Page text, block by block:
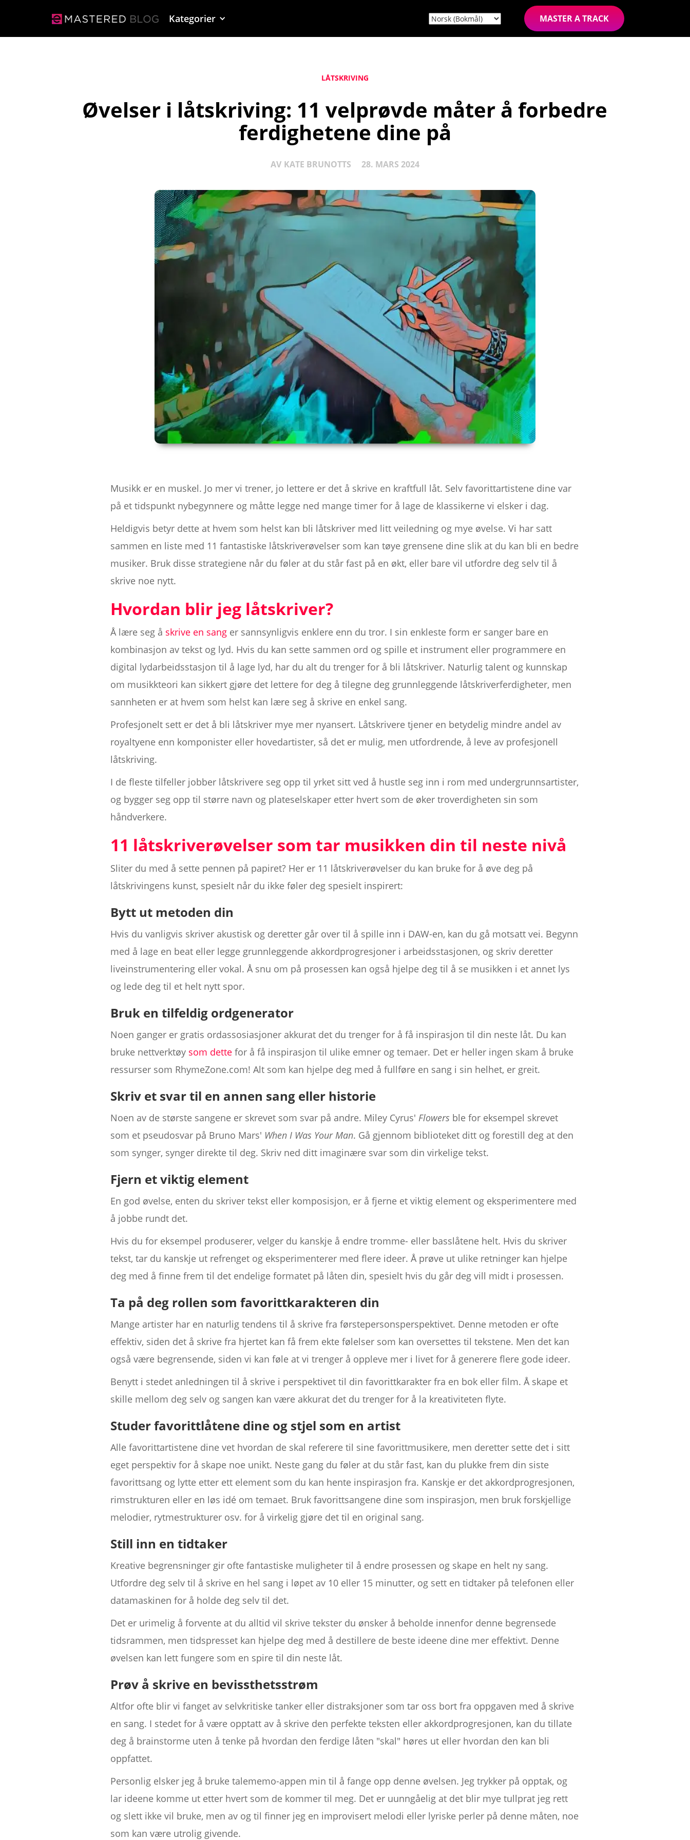
Kategorier MASTER A TRACK
LÅTSKRIVING
Øvelser i låtskriving: 11 velprøvde måter å forbedre
ferdighetene dine på
AV KATE BRUNOTTS 28. MARS 2024
Musikk er en muskel. Jo mer vi trener, jo lettere er det å skrive en kraftfull låt. Selv favorittartistene dine var
på et tidspunkt nybegynnere og måtte legge ned mange timer for å lage de klassikerne vi elsker i dag.
Heldigvis betyr dette at hvem som helst kan bli låtskriver med litt veiledning og mye øvelse. Vi har satt
sammen en liste med 11 fantastiske låtskriverøvelser som kan tøye grensene dine slik at du kan bli en bedre
musiker. Bruk disse strategiene når du føler at du står fast på en økt, eller bare vil utfordre deg selv til å
skrive noe nytt.
Hvordan blir jeg låtskriver?
Å lære seg å skrive en sang er sannsynligvis enklere enn du tror. I sin enkleste form er sanger bare en
kombinasjon av tekst og lyd. Hvis du kan sette sammen ord og spille et instrument eller programmere en
digital lydarbeidsstasjon til å lage lyd, har du alt du trenger for å bli låtskriver. Naturlig talent og kunnskap
om musikkteori kan sikkert gjøre det lettere for deg å tilegne deg grunnleggende låtskriverferdigheter, men
sannheten er at hvem som helst kan lære seg å skrive en enkel sang.
Profesjonelt sett er det å bli låtskriver mye mer nyansert. Låtskrivere tjener en betydelig mindre andel av
royaltyene enn komponister eller hovedartister, så det er mulig, men utfordrende, å leve av profesjonell
låtskriving.
I de fleste tilfeller jobber låtskrivere seg opp til yrket sitt ved å hustle seg inn i rom med undergrunnsartister,
og bygger seg opp til større navn og plateselskaper etter hvert som de øker troverdigheten sin som
håndverkere.
11 låtskriverøvelser som tar musikken din til neste nivå
Sliter du med å sette pennen på papiret? Her er 11 låtskriverøvelser du kan bruke for å øve deg på
låtskrivingens kunst, spesielt når du ikke føler deg spesielt inspirert:
Bytt ut metoden din
Hvis du vanligvis skriver akustisk og deretter går over til å spille inn i DAW-en, kan du gå motsatt vei. Begynn
med å lage en beat eller legge grunnleggende akkordprogresjoner i arbeidsstasjonen, og skriv deretter
liveinstrumentering eller vokal. Å snu om på prosessen kan også hjelpe deg til å se musikken i et annet lys
og lede deg til et helt nytt spor.
Bruk en tilfeldig ordgenerator
Noen ganger er gratis ordassosiasjoner akkurat det du trenger for å få inspirasjon til din neste låt. Du kan
bruke nettverktøy som dette for å få inspirasjon til ulike emner og temaer. Det er heller ingen skam å bruke
ressurser som RhymeZone.com! Alt som kan hjelpe deg med å fullføre en sang i sin helhet, er greit.
Skriv et svar til en annen sang eller historie
Noen av de største sangene er skrevet som svar på andre. Miley Cyrus' Flowers ble for eksempel skrevet
som et pseudosvar på Bruno Mars' When I Was Your Man. Gå gjennom biblioteket ditt og forestill deg at den
som synger, synger direkte til deg. Skriv ned ditt imaginære svar som din virkelige tekst.
Fjern et viktig element
En god øvelse, enten du skriver tekst eller komposisjon, er å fjerne et viktig element og eksperimentere med
å jobbe rundt det.
Hvis du for eksempel produserer, velger du kanskje å endre tromme- eller basslåtene helt. Hvis du skriver
tekst, tar du kanskje ut refrenget og eksperimenterer med flere ideer. Å prøve ut ulike retninger kan hjelpe
deg med å finne frem til det endelige formatet på låten din, spesielt hvis du går deg vill midt i prosessen.
Ta på deg rollen som favorittkarakteren din
Mange artister har en naturlig tendens til å skrive fra førstepersonsperspektivet. Denne metoden er ofte
effektiv, siden det å skrive fra hjertet kan få frem ekte følelser som kan oversettes til tekstene. Men det kan
også være begrensende, siden vi kan føle at vi trenger å oppleve mer i livet for å generere flere gode ideer.
Benytt i stedet anledningen til å skrive i perspektivet til din favorittkarakter fra en bok eller film. Å skape et
skille mellom deg selv og sangen kan være akkurat det du trenger for å la kreativiteten flyte.
Studer favorittlåtene dine og stjel som en artist
Alle favorittartistene dine vet hvordan de skal referere til sine favorittmusikere, men deretter sette det i sitt
eget perspektiv for å skape noe unikt. Neste gang du føler at du står fast, kan du plukke frem din siste
favorittsang og lytte etter ett element som du kan hente inspirasjon fra. Kanskje er det akkordprogresjonen,
rimstrukturen eller en løs idé om temaet. Bruk favorittsangene dine som inspirasjon, men bruk forskjellige
melodier, rytmestrukturer osv. for å virkelig gjøre det til en original sang.
Still inn en tidtaker
Kreative begrensninger gir ofte fantastiske muligheter til å endre prosessen og skape en helt ny sang.
Utfordre deg selv til å skrive en hel sang i løpet av 10 eller 15 minutter, og sett en tidtaker på telefonen eller
datamaskinen for å holde deg selv til det.
Det er urimelig å forvente at du alltid vil skrive tekster du ønsker å beholde innenfor denne begrensede
tidsrammen, men tidspresset kan hjelpe deg med å destillere de beste ideene dine mer effektivt. Denne
øvelsen kan lett fungere som en spire til din neste låt.
Prøv å skrive en bevissthetsstrøm
Altfor ofte blir vi fanget av selvkritiske tanker eller distraksjoner som tar oss bort fra oppgaven med å skrive
en sang. I stedet for å være opptatt av å skrive den perfekte teksten eller akkordprogresjonen, kan du tillate
deg å brainstorme uten å tenke på hvordan den ferdige låten "skal" høres ut eller hvordan den kan bli
oppfattet.
Personlig elsker jeg å bruke talememo-appen min til å fange opp denne øvelsen. Jeg trykker på opptak, og
lar ideene komme ut etter hvert som de kommer til meg. Det er uunngåelig at det blir mye tullprat jeg rett
og slett ikke vil bruke, men av og til finner jeg en improvisert melodi eller lyriske perler på denne måten, noe
som kan være utrolig givende.